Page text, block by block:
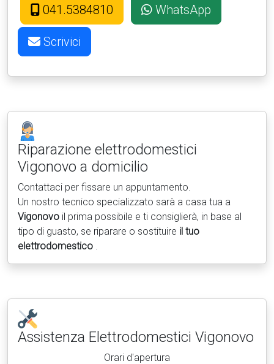
041.5384810 WhatsApp
Scrivici
Riparazione elettrodomestici
Vigonovo a domicilio
Contattaci per fissare un appuntamento.
Un nostro tecnico specializzato sarà a casa tua a
Vigonovo il prima possibile e ti consiglierà, in base al
tipo di guasto, se riparare o sostituire il tuo
elettrodomestico .
Assistenza Elettrodomestici Vigonovo
Orari d'apertura